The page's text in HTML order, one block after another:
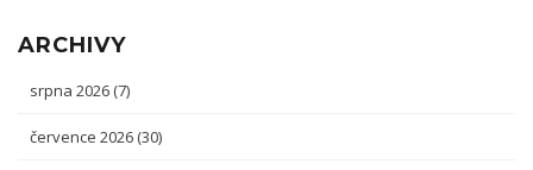
ARCHIVY
srpna 2026 (7)
července 2026 (30)